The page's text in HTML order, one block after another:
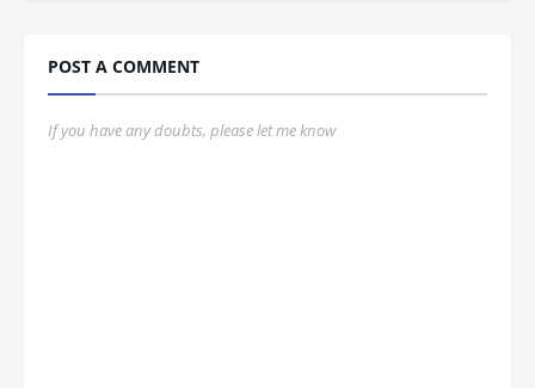
POST A COMMENT
If you have any doubts, please let me know